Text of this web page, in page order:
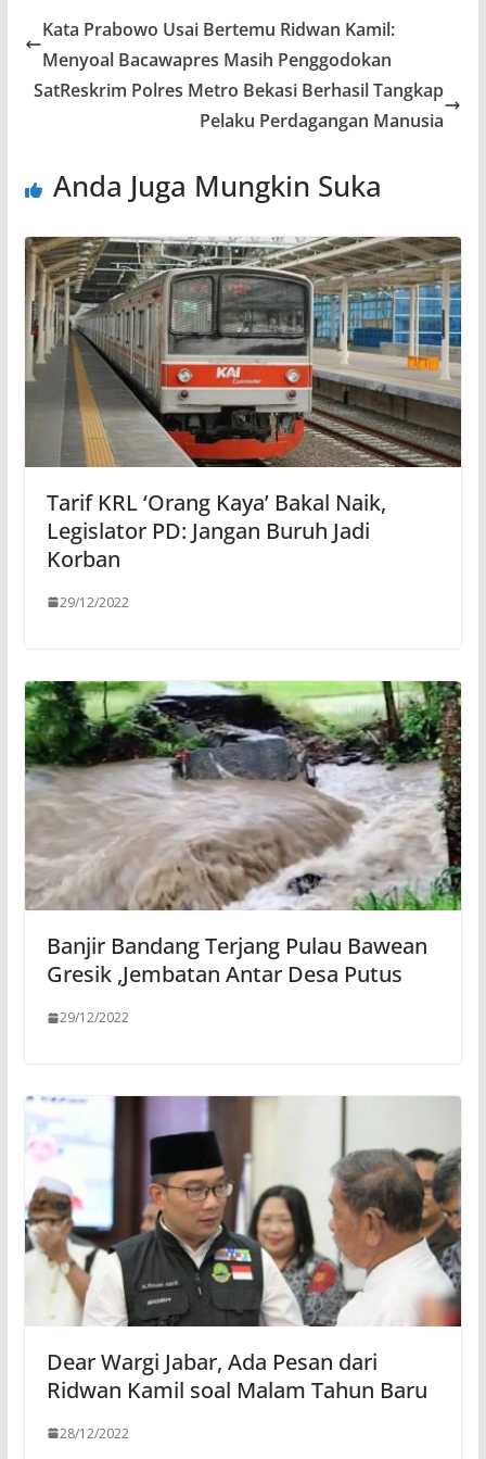
b
o
o
s
A
p
gr
a
m
er e
Kata Prabowo Usai Bertemu Ridwan Kamil:
Menyoal Bacawapres Masih Penggodokan
SatReskrim Polres Metro Bekasi Berhasil Tangkap
Pelaku Perdagangan Manusia
Anda Juga Mungkin Suka
Tarif KRL ‘Orang Kaya’ Bakal Naik,
Legislator PD: Jangan Buruh Jadi
Korban
29/12/2022
Banjir Bandang Terjang Pulau Bawean
Gresik ,Jembatan Antar Desa Putus
29/12/2022
Dear Wargi Jabar, Ada Pesan dari
Ridwan Kamil soal Malam Tahun Baru
28/12/2022